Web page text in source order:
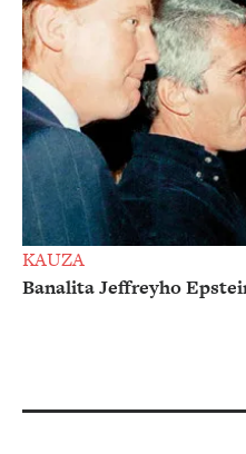
KAUZA
Banalita Jeffreyho